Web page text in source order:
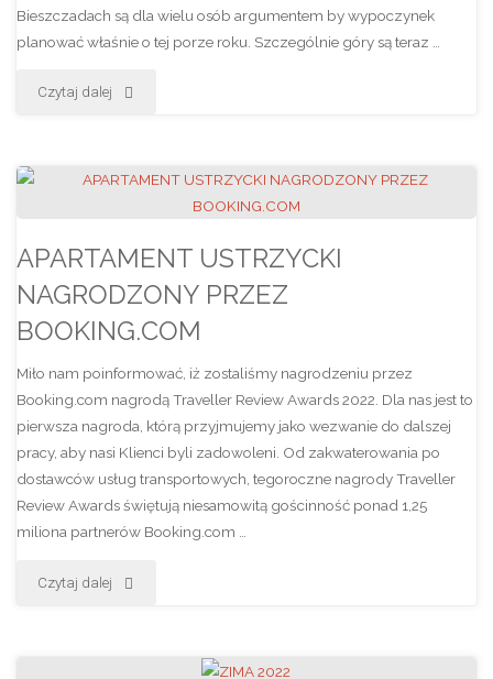
Bieszczadach są dla wielu osób argumentem by wypoczynek
planować właśnie o tej porze roku. Szczególnie góry są teraz …
Czytaj dalej "POLSKA
JESIEŃ
BIESZCZADACH"
APARTAMENT USTRZYCKI
NAGRODZONY PRZEZ
BOOKING.COM
Miło nam poinformować, iż zostaliśmy nagrodzeniu przez
Booking.com nagrodą Traveller Review Awards 2022. Dla nas jest to
pierwsza nagroda, którą przyjmujemy jako wezwanie do dalszej
pracy, aby nasi Klienci byli zadowoleni. Od zakwaterowania po
dostawców usług transportowych, tegoroczne nagrody Traveller
Review Awards świętują niesamowitą gościnność ponad 1,25
miliona partnerów Booking.com …
Czytaj dalej "APARTAMENT
NAGRODZONY